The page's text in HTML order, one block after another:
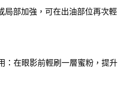
局部加強，可在出油部位再次輕
：在眼影前輕刷一層蜜粉，提升